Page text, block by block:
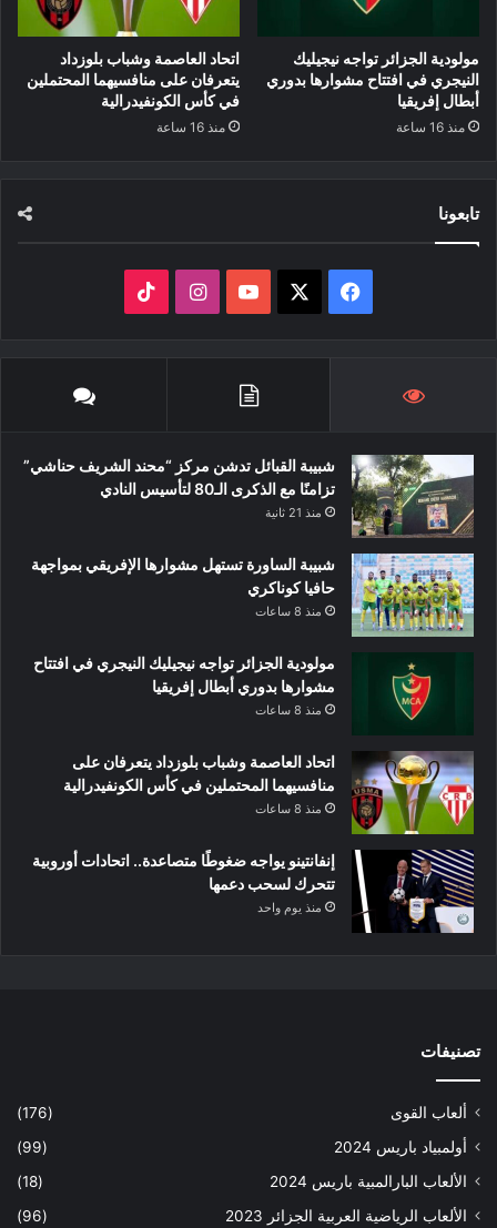
مولودية الجزائر تواجه نيجيليك
النيجري في افتتاح مشوارها بدوري
أبطال إفريقيا
منذ 16 ساعة
اتحاد العاصمة وشباب بلوزداد
يتعرفان على منافسيهما المحتملين
في كأس الكونفيدرالية
منذ 16 ساعة
تابعونا
فيسبوك ‫YouTubeانستقرام
شبيبة القبائل تدشن مركز “محند الشريف حناشي”
تزامنًا مع الذكرى الـ80 لتأسيس النادي
منذ 21 ثانية
شبيبة الساورة تستهل مشوارها الإفريقي بمواجهة
حافيا كوناكري
منذ 8 ساعات
مولودية الجزائر تواجه نيجيليك النيجري في افتتاح
مشوارها بدوري أبطال إفريقيا
منذ 8 ساعات
اتحاد العاصمة وشباب بلوزداد يتعرفان على
منافسيهما المحتملين في كأس الكونفيدرالية
منذ 8 ساعات
إنفانتينو يواجه ضغوطًا متصاعدة.. اتحادات أوروبية
تتحرك لسحب دعمها
منذ يوم واحد
تصنيفات
ألعاب القوى
(176)
أولمبياد باريس 2024
(99)
الألعاب البارالمبية باريس 2024
(18)
الألعاب الرياضية العربية الجزائر 2023
(96)